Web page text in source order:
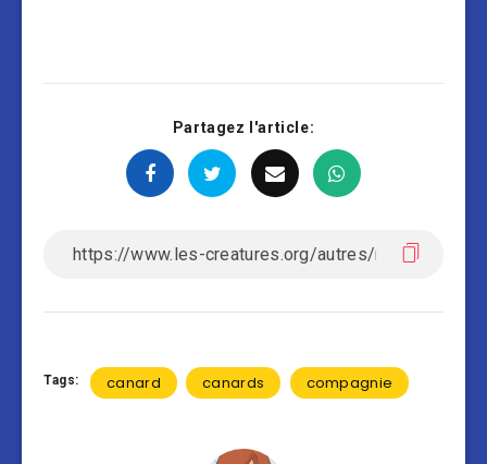
Partagez l'article:
Tags: canard canards compagnie